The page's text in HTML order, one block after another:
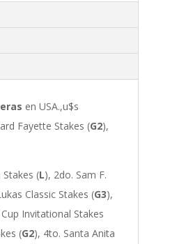
en USA.,u$s
Fayette Stakes (G2),
Stakes (L), 2do. Sam F.
Classic Stakes (G3),
Invitational Stakes
(G2), 4to. Santa Anita